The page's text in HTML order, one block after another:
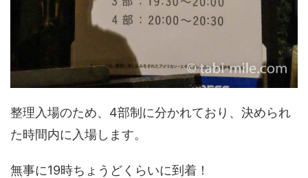
整理入場のため、4部制に分かれており、決められ
た時間内に入場します。
無事に19時ちょうどくらいに到着！